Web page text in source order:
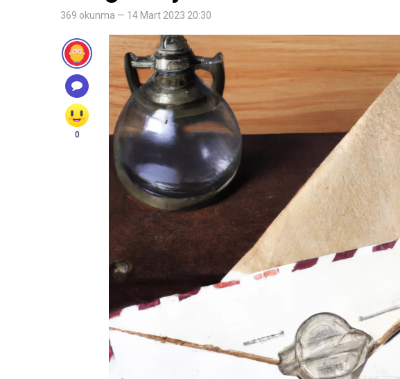
369 okunma — 14 Mart 2023 20:30
0